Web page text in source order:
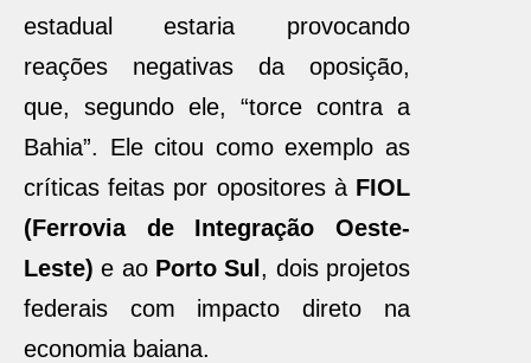
estadual estaria provocando
reações negativas da oposição,
que, segundo ele, “torce contra a
Bahia”. Ele citou como exemplo as
críticas feitas por opositores à FIOL
(Ferrovia de Integração Oeste-
Leste) e ao Porto Sul , dois projetos
federais com impacto direto na
economia baiana.